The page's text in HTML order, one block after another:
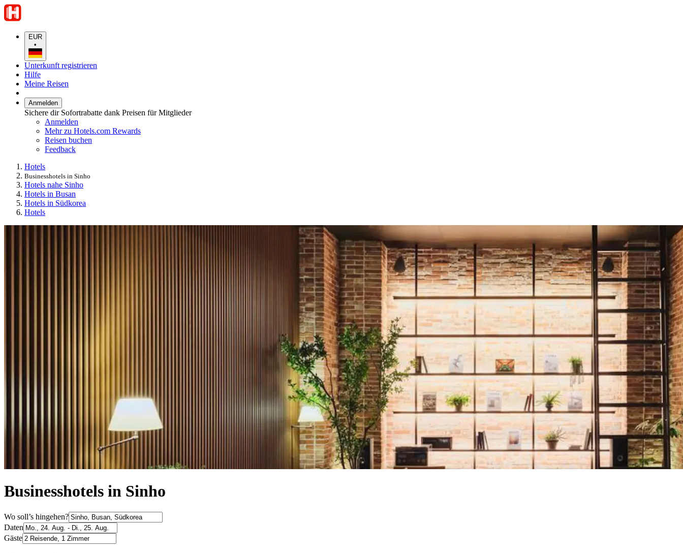
EUR
•
Unterkunft registrieren
Hilfe
Meine Reisen
Anmelden
Sichere dir Sofortrabatte dank Preisen für Mitglieder
Anmelden
Mehr zu Hotels.com Rewards
Reisen buchen
Feedback
Hotels
Businesshotels in Sinho
Hotels nahe Sinho
Hotels in Busan
Hotels in Südkorea
Hotels
Businesshotels in Sinho
Wo soll’s hingehen?
Daten
Gäste